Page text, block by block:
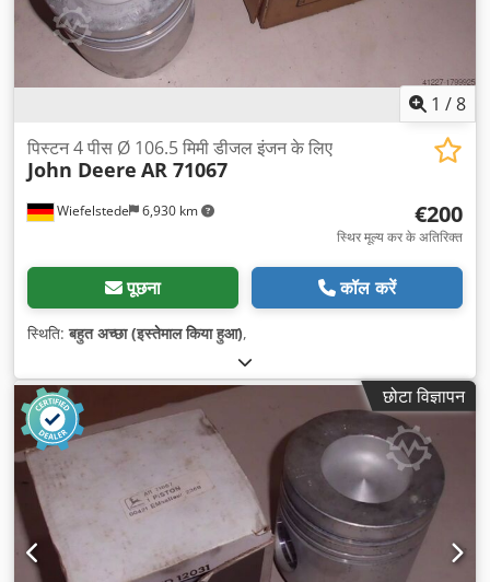
1 /8
Wiefelstede 6,930 km
पिस्टन 4 पीस Ø 106.5 मिमी डीजल इंजन के लिए
John Deere AR 71067
€200
स्थिर मूल्य कर के अतिरिक्त
पूछना कॉल करें
स्थिति:बहुत अच्छा (इस्तेमाल किया हुआ),
छोटा विज्ञापन